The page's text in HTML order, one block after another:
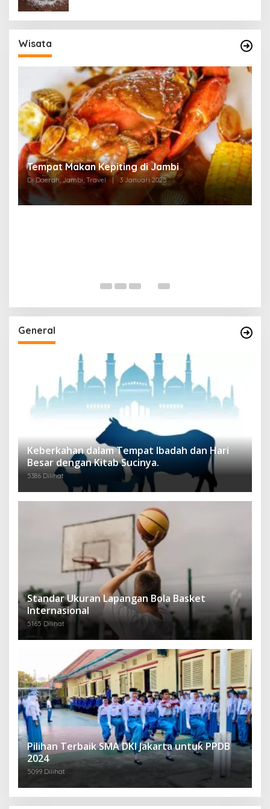
Wisata
Tempat Makan di Thehok Jambi
Di Daerah, Jambi, Travel 3 Januari 2025
General
Keberkahan dalam Tempat Ibadah dan Hari
Besar dengan Kitab Sucinya.
5386 Dilihat
Standar Ukuran Lapangan Bola Basket
Internasional
5165 Dilihat
Pilihan Terbaik SMA DKI Jakarta untuk PPDB
2024
5099 Dilihat